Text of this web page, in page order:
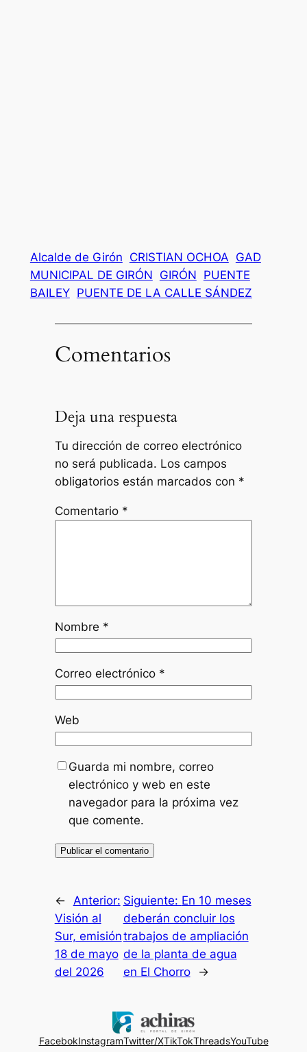
Alcalde de Girón CRISTIAN OCHOA GAD
MUNICIPAL DE GIRÓN GIRÓN PUENTE
BAILEY PUENTE DE LA CALLE SÁNDEZ
Comentarios
Deja una respuesta
Tu dirección de correo electrónico
no será publicada. Los campos
obligatorios están marcados con *
Comentario *
Nombre *
Correo electrónico *
Web
Guarda mi nombre, correo
electrónico y web en este
navegador para la próxima vez
que comente.
←
Anterior:
Visión al
Sur, emisión
18 de mayo
del 2026
Siguiente: En 10 meses
deberán concluir los
trabajos de ampliación
de la planta de agua
en El Chorro
→
FacebokInstagramTwitter/XTikTokThreadsYouTube